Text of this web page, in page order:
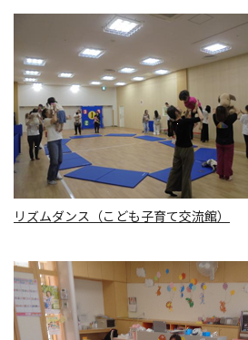
リズムダンス（こども子育て交流館）